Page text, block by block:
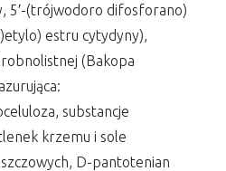
5′-(trójwodoro difosforano)
estru cytydyny),
(Bakopa
substancje
krzemu i sole
D-pantotenian